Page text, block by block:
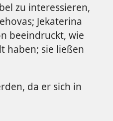
zu interessieren,
Jekaterina
beeindruckt, wie
haben; sie ließen
da er sich in